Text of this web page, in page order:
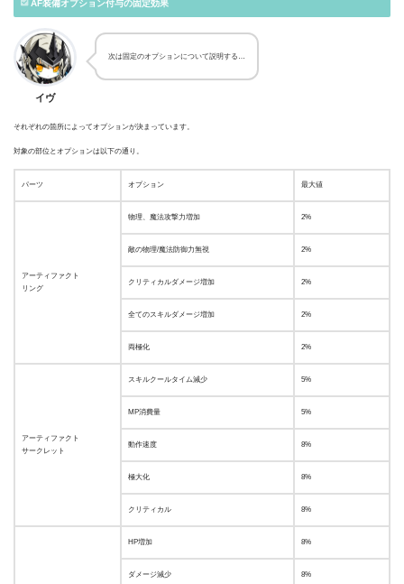
AF装備オプション付与の固定効果
イヴ
次は固定のオプションについて説明する…
それぞれの箇所によってオプションが決まっています。
対象の部位とオプションは以下の通り。
パーツ オプション 最大値
アーティファクト
リング
物理、魔法攻撃力増加 2%
敵の物理/魔法防御力無視 2%
クリティカルダメージ増加 2%
全てのスキルダメージ増加 2%
両極化 2%
アーティファクト
サークレット
スキルクールタイム減少 5%
MP消費量 5%
動作速度 8%
極大化 8%
クリティカル 8%
HP増加 8%
ダメージ減少 8%